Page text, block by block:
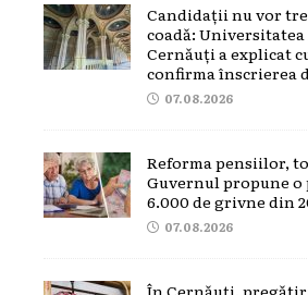
Candidații nu vor
coadă:
Cernăuți a explicat
confirma înscrierea
07.08.2026
Reforma pensiilor,
Guvernul propune o
6.000 de grivne din
07.08.2026
În Cernăuți,